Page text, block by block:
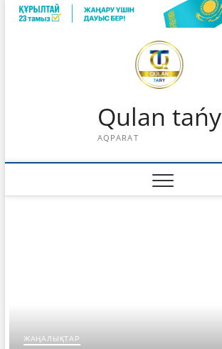
Skip
Qulan tańy
AQPARAT
ЖАҢАЛЫҚТАР